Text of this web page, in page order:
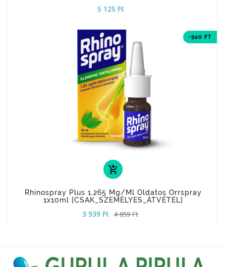
5 125 Ft
-920 FT
add_shopping_cart
Rhinospray Plus 1,265 Mg/ml Oldatos Orrspray
1x10ml [CSAK_SZEMÉLYES_ÁTVÉTEL]
3 939 Ft 4 859 Ft